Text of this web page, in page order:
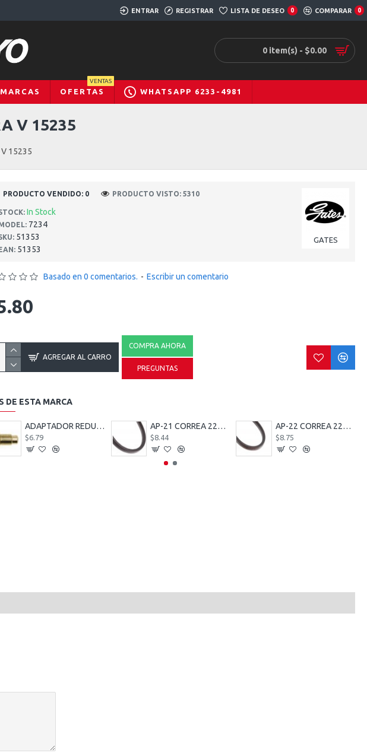
ENTRAR REGISTRAR LISTA DE DESEO 0 COMPARAR 0
0 item(s) - $0.00
MARCAS OFERTAS
VENTAS
WHATSAPP 6233-4981
V 15235
V 15235
In Stock
7234
51353
51353
GATES
PRODUCTO VENDIDO: 0 PRODUCTO VISTO: 5310
Basado en 0 comentarios. - Escribir un comentario
AGREGAR AL CARRO
COMPRA AHORA
PREGUNTAS
DE ESTA MARCA
ADAPTADOR REDUCTOR FRENO 12 MM MACHO 10 MM HEMBRA
$6.79
AP-21 CORREA 22379
$8.44
AP-22 CORREA 22380
$8.75